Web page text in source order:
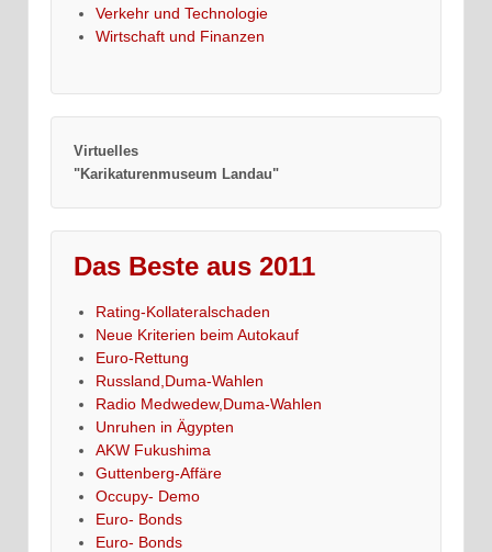
Verkehr und Technologie
Wirtschaft und Finanzen
Virtuelles
"Karikaturenmuseum Landau"
Das Beste aus 2011
Rating-Kollateralschaden
Neue Kriterien beim Autokauf
Euro-Rettung
Russland,Duma-Wahlen
Radio Medwedew,Duma-Wahlen
Unruhen in Ägypten
AKW Fukushima
Guttenberg-Affäre
Occupy- Demo
Euro- Bonds
Euro- Bonds